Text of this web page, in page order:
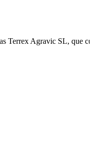
Terrex Agravic SL, que